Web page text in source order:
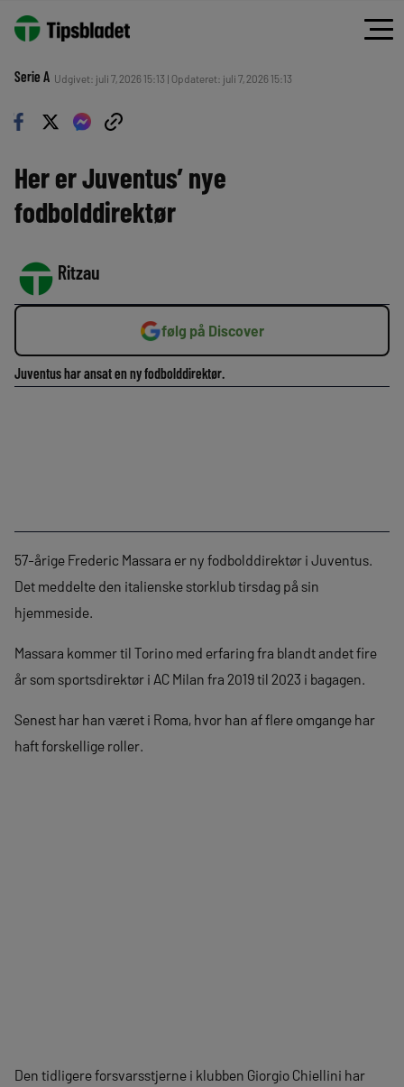
Serie A Udgivet: juli 7, 2026 15:13 | Opdateret: juli 7, 2026 15:13
Her er Juventus’ nye
fodbolddirektør
Ritzau
følg på Discover
Juventus har ansat en ny fodbolddirektør.
57-årige Frederic Massara er ny fodbolddirektør i Juventus.
Det meddelte den italienske storklub tirsdag på sin
hjemmeside.
Massara kommer til Torino med erfaring fra blandt andet fire
år som sportsdirektør i AC Milan fra 2019 til 2023 i bagagen.
Senest har han været i Roma, hvor han af flere omgange har
haft forskellige roller.
Den tidligere forsvarsstjerne i klubben Giorgio Chiellini har